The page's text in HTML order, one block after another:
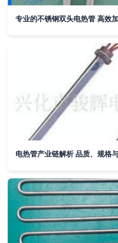
专业的不锈钢双头电热管 高效
电热管产业链解析 品质、规格